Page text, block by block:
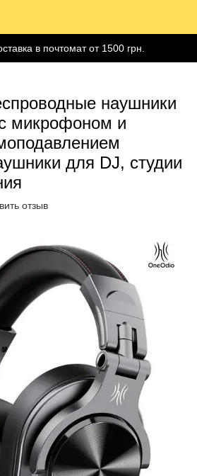
в почтомат от 1500 грн.
наушники
микрофоном и
для DJ, студии
отзыв